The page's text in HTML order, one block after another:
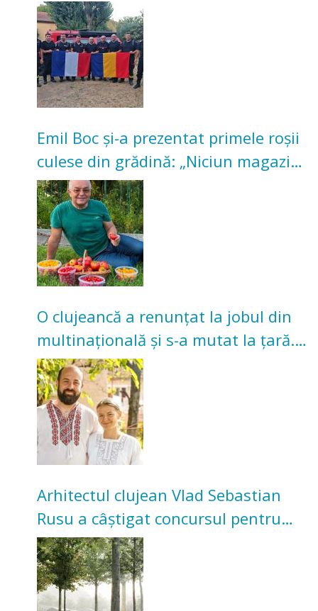
incendii de vegetație și pădure
Emil Boc și-a prezentat primele roșii
culese din grădină: „Niciun magazin
nu poate oferi această satisfacție”
O clujeancă a renunțat la jobul din
multinațională și s-a mutat la țară.
Acum cultivă legume în grădina
bunicilor
Arhitectul clujean Vlad Sebastian
Rusu a câștigat concursul pentru
transformarea Grădinii Casei
Universitarilor